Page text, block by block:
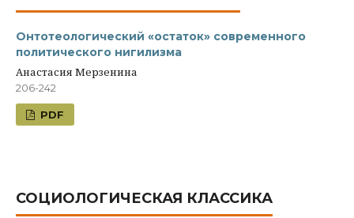
Онтотеологический «остаток» современного
политического нигилизма
Анастасия Мерзенина
206-242
PDF
СОЦИОЛОГИЧЕСКАЯ КЛАССИКА